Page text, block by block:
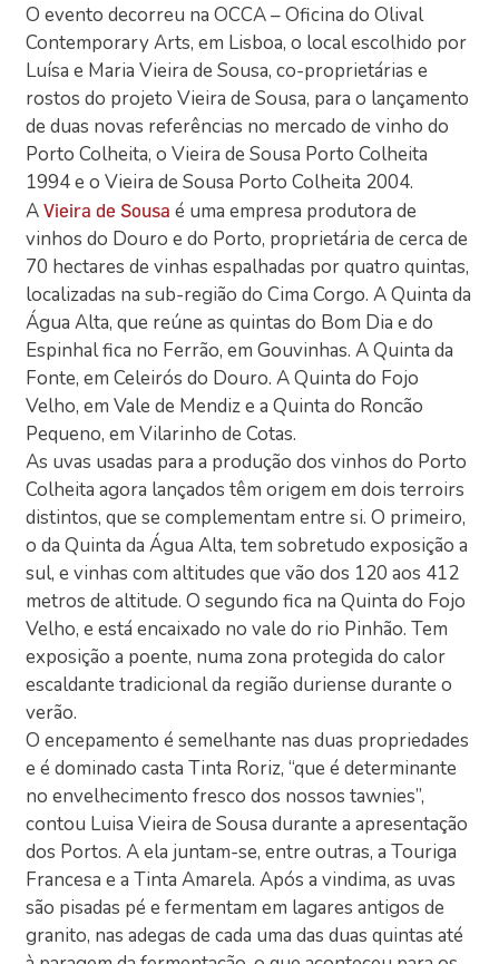
O evento decorreu na OCCA – Oficina do Olival
Contemporary Arts, em Lisboa, o local escolhido por
Luísa e Maria Vieira de Sousa, co-proprietárias e
rostos do projeto Vieira de Sousa, para o lançamento
de duas novas referências no mercado de vinho do
Porto Colheita, o Vieira de Sousa Porto Colheita
1994 e o Vieira de Sousa Porto Colheita 2004.
AVieira de Sousa é uma empresa produtora de
vinhos do Douro e do Porto, proprietária de cerca de
70 hectares de vinhas espalhadas por quatro quintas,
localizadas na sub-região do Cima Corgo. A Quinta da
Água Alta, que reúne as quintas do Bom Dia e do
Espinhal fica no Ferrão, em Gouvinhas. A Quinta da
Fonte, em Celeirós do Douro. A Quinta do Fojo
Velho, em Vale de Mendiz e a Quinta do Roncão
Pequeno, em Vilarinho de Cotas.
As uvas usadas para a produção dos vinhos do Porto
Colheita agora lançados têm origem em dois terroirs
distintos, que se complementam entre si. O primeiro,
o da Quinta da Água Alta, tem sobretudo exposição a
sul, e vinhas com altitudes que vão dos 120 aos 412
metros de altitude. O segundo fica na Quinta do Fojo
Velho, e está encaixado no vale do rio Pinhão. Tem
exposição a poente, numa zona protegida do calor
escaldante tradicional da região duriense durante o
verão.
O encepamento é semelhante nas duas propriedades
e é dominado casta Tinta Roriz, “que é determinante
no envelhecimento fresco dos nossos tawnies”,
contou Luisa Vieira de Sousa durante a apresentação
dos Portos. A ela juntam-se, entre outras, a Touriga
Francesa e a Tinta Amarela. Após a vindima, as uvas
são pisadas pé e fermentam em lagares antigos de
granito, nas adegas de cada uma das duas quintas até